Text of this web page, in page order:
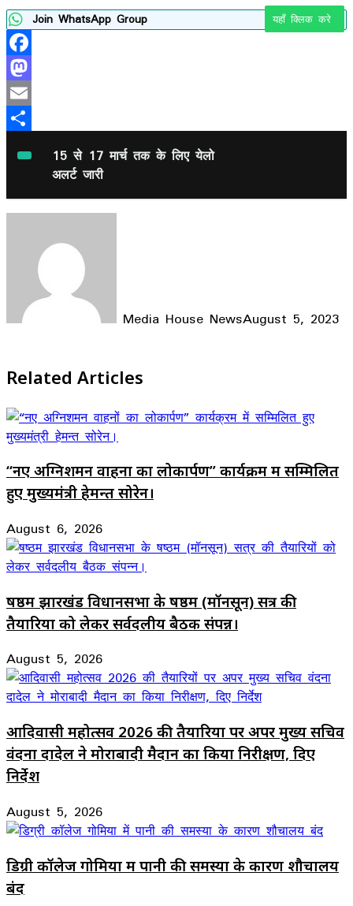
Join WhatsApp Group यहाँ क्लिक करे
Facebook
Mastodon
Email
15 से 17 मार्च तक के लिए येलो
अलर्ट जारी
Media House NewsAugust 5, 2023
Related Articles
“नए अग्निशमन वाहनों का लोकार्पण” कार्यक्रम में सम्मिलित
हुए मुख्यमंत्री हेमन्त सोरेन।
August 6, 2026
षष्ठम झारखंड विधानसभा के षष्ठम (मॉनसून) सत्र की
तैयारियों को लेकर सर्वदलीय बैठक संपन्न।
August 5, 2026
आदिवासी महोत्सव 2026 की तैयारियों पर अपर मुख्य सचिव
वंदना दादेल ने मोराबादी मैदान का किया निरीक्षण, दिए
निर्देश
August 5, 2026
डिग्री कॉलेज गोमिया में पानी की समस्या के कारण शौचालय
बंद